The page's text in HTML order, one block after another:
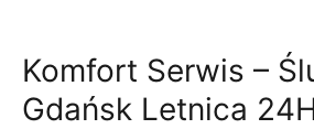
Komfort Serwis –
Gdańsk Letnica